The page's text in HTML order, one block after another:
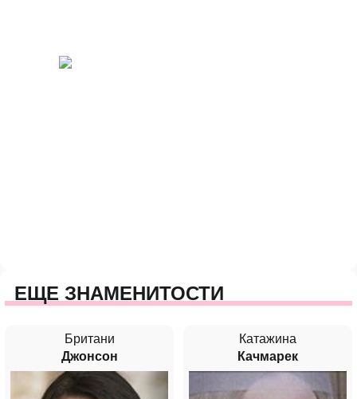
ЕЩЕ ЗНАМЕНИТОСТИ
Британи
Джонсон
Катажина
Качмарек